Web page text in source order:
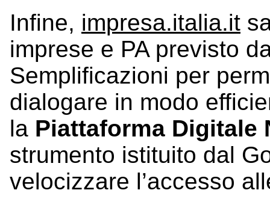
Infine, impresa.italia.it
imprese e PA previsto
Semplificazioni per
dialogare in modo
la Piattaforma Digitale
strumento istituito dal
velocizzare l’accesso